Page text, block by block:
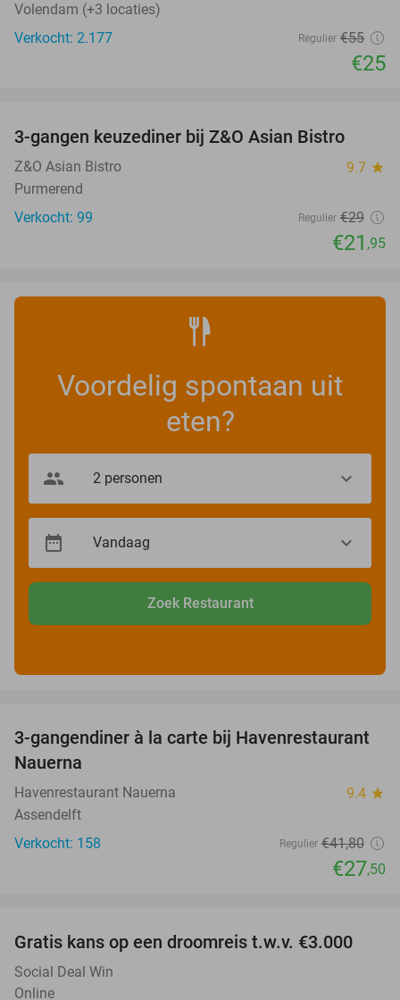
Volendam (+3 locaties)
Verkocht: 2.177
Regulier €55
€25
3-gangen keuzediner bij Z&O Asian Bistro
Z&O Asian Bistro 9.7 star
Purmerend
Verkocht: 99
Regulier €29
€21 ,95
Voordelig spontaan uit
eten?
Zoek Restaurant
34%
3-gangendiner à la carte bij Havenrestaurant
Nauerna
Havenrestaurant Nauerna 9.4 star
Assendelft
Verkocht: 158
Regulier €41,80
€27,50
Gratis kans op een droomreis t.w.v. €3.000
Social Deal Win
Online